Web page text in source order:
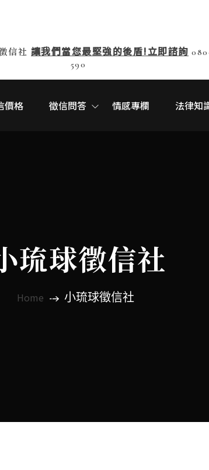
信社 讓我們當您最堅強的後盾!立即諮詢
590
價格 徵信問答 情感專欄 法律知
琉球徵信社
Home 小琉球徵信社